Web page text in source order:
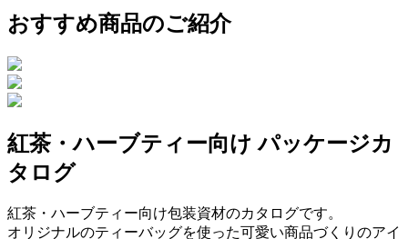
おすすめ商品のご紹介
紅茶・ハーブティー向け パッケージカ
タログ
紅茶・ハーブティー向け包装資材のカタログです。
オリジナルのティーバッグを使った可愛い商品づくりのアイ